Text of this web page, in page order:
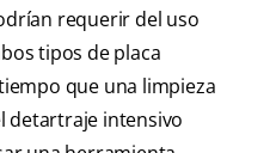
requerir del uso
tipos de placa
que una limpieza
detartraje intensivo